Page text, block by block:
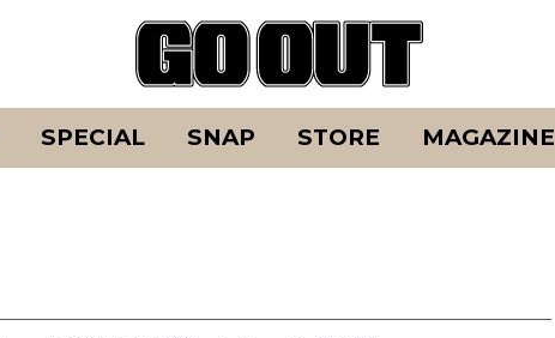
SPECIAL SNAP STORE MAGAZINE